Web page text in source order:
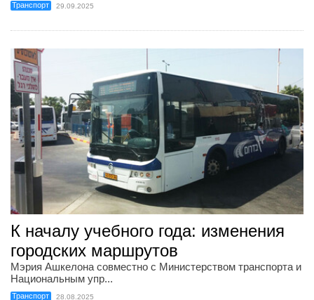
Транспорт 29.09.2025
К началу учебного года: изменения
городских маршрутов
Мэрия Ашкелона совместно с Министерством транспорта и
Национальным упр...
Транспорт 28.08.2025